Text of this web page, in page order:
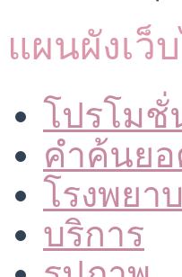
แผนผังเว็
โปรโมชั่
คำค้นยอ
โรงพยา
บริการ